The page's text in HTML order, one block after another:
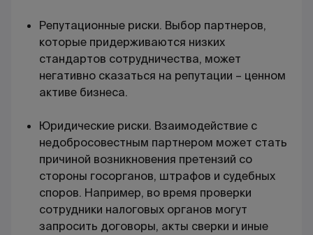
Репутационные риски. Выбор партнеров,
которые придерживаются низких
стандартов сотрудничества, может
негативно сказаться на репутации – ценном
активе бизнеса.
Юридические риски. Взаимодействие с
недобросовестным партнером может стать
причиной возникновения претензий со
стороны госорганов, штрафов и судебных
споров. Например, во время проверки
сотрудники налоговых органов могут
запросить договоры, акты сверки и иные